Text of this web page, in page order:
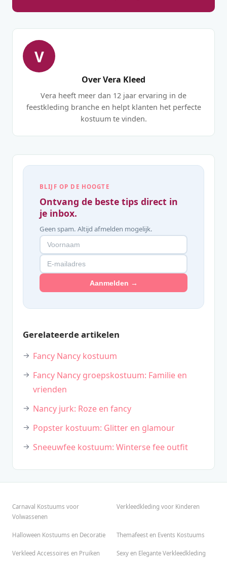
V
Over Vera Kleed
Vera heeft meer dan 12 jaar ervaring in de
feestkleding branche en helpt klanten het perfecte
kostuum te vinden.
BLIJF OP DE HOOGTE
Ontvang de beste tips direct in
je inbox.
Geen spam. Altijd afmelden mogelijk.
Aanmelden →
Gerelateerde artikelen
Fancy Nancy kostuum
Fancy Nancy groepskostuum: Familie en
vrienden
Nancy jurk: Roze en fancy
Popster kostuum: Glitter en glamour
Sneeuwfee kostuum: Winterse fee outfit
Carnaval Kostuums voor
Volwassenen
Verkleedkleding voor Kinderen
Halloween Kostuums en Decoratie Themafeest en Events Kostuums
Verkleed Accessoires en Pruiken Sexy en Elegante Verkleedkleding